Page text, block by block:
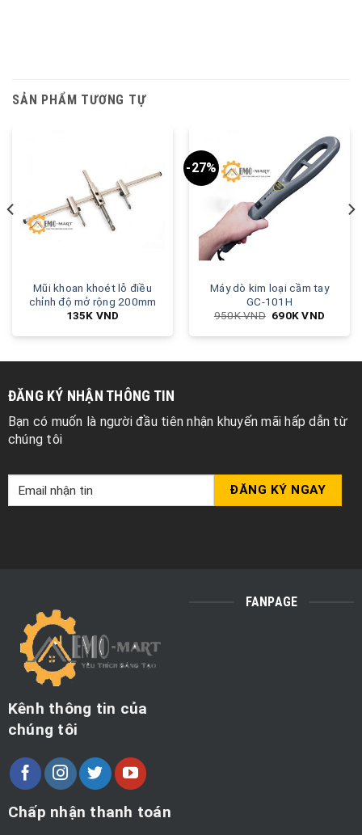
SẢN PHẨM TƯƠNG TỰ
Mũi khoan khoét lỗ điều
chỉnh độ mở rộng 200mm
135K VND
-27%
Máy dò kim loại cầm tay
GC-101H
950KVND 690KVND
ĐĂNG KÝ NHẬN THÔNG TIN
Bạn có muốn là người đầu tiên nhận khuyến mãi hấp dẫn từ
chúng tôi
Kênh thông tin của
chúng tôi
Chấp nhận thanh toán
FANPAGE